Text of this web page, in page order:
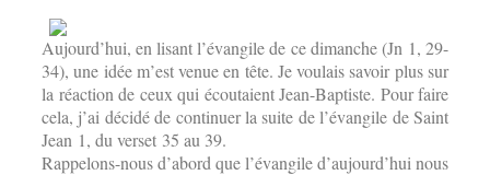
Aujourd’hui, en lisant l’évangile de ce dimanche (Jn 1, 29-
34), une idée m’est venue en tête. Je voulais savoir plus sur
la réaction de ceux qui écoutaient Jean-Baptiste. Pour faire
cela, j’ai décidé de continuer la suite de l’évangile de Saint
Jean 1, du verset 35 au 39.
Rappelons-nous d’abord que l’évangile d’aujourd’hui nous